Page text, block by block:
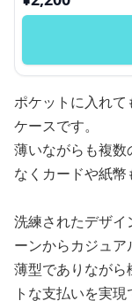
ポケットに入れ
ケースです。
薄いながらも複
なくカードや紙幣
洗練されたデザ
ーンからカジュア
薄型でありなが
トな支払いを実現